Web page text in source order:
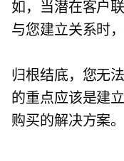
如，当潜在客户
与您建立关系时
归根结底，您无
的重点应该是建
购买的解决方案。